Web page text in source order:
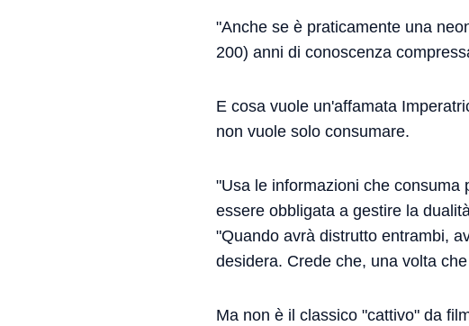
"Anche se è praticamente una
200) anni di conoscenza
E cosa vuole un'affamata
non vuole solo consumare.
"Usa le informazioni che
essere obbligata a gestire la
"Quando avrà distrutto entrambi,
desidera. Crede che, una volta
Ma non è il classico "cattivo" da